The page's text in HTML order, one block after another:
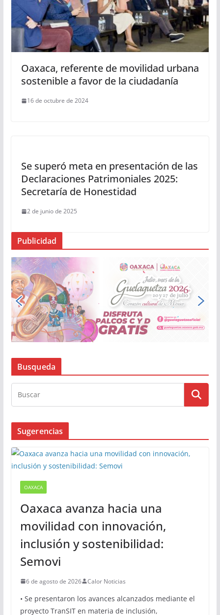
Oaxaca, referente de movilidad urbana
sostenible a favor de la ciudadanía
16 de octubre de 2024
Se superó meta en presentación de las
Declaraciones Patrimoniales 2025:
Secretaría de Honestidad
2 de junio de 2025
Publicidad
Busqueda
Sugerencias
OAXACA
Oaxaca avanza hacia una
movilidad con innovación,
inclusión y sostenibilidad:
Semovi
6 de agosto de 2026 Calor Noticias
• Se presentaron los avances alcanzados mediante el
proyecto TranSIT en materia de inclusión,